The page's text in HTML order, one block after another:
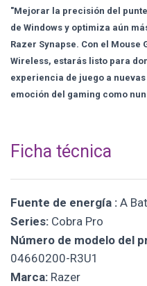
"Mejorar la precisión del
de Windows y optimiza aún
Razer Synapse. Con el Mouse
Wireless, estarás listo para
experiencia de juego a
emoción del gaming como
Ficha técnica
Fuente de energía : A
Series: Cobra Pro
Número de modelo del
04660200-R3U1
Marca: Razer